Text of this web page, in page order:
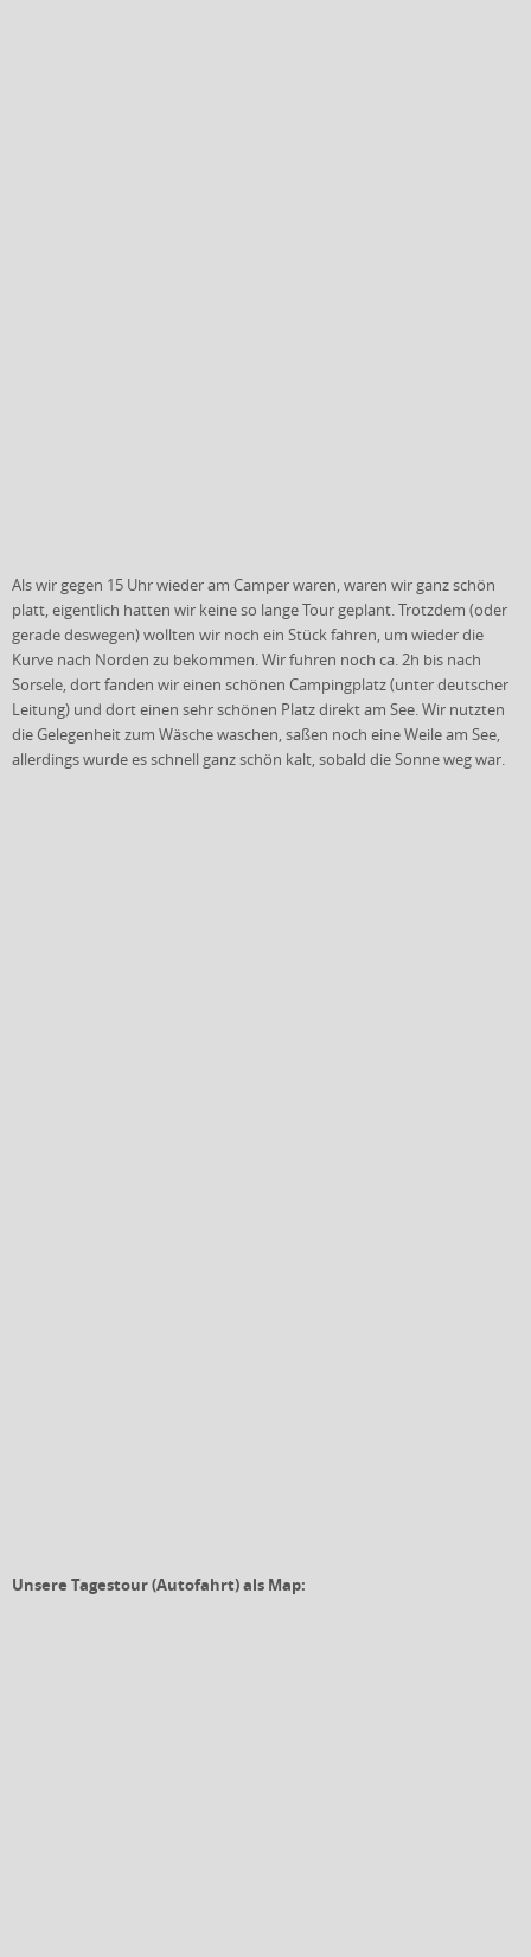
Als wir gegen 15 Uhr wieder am Camper waren, waren wir ganz schön
platt, eigentlich hatten wir keine so lange Tour geplant. Trotzdem (oder
gerade deswegen) wollten wir noch ein Stück fahren, um wieder die
Kurve nach Norden zu bekommen. Wir fuhren noch ca. 2h bis nach
Sorsele, dort fanden wir einen schönen Campingplatz (unter deutscher
Leitung) und dort einen sehr schönen Platz direkt am See. Wir nutzten
die Gelegenheit zum Wäsche waschen, saßen noch eine Weile am See,
allerdings wurde es schnell ganz schön kalt, sobald die Sonne weg war.
Unsere Tagestour (Autofahrt) als Map: